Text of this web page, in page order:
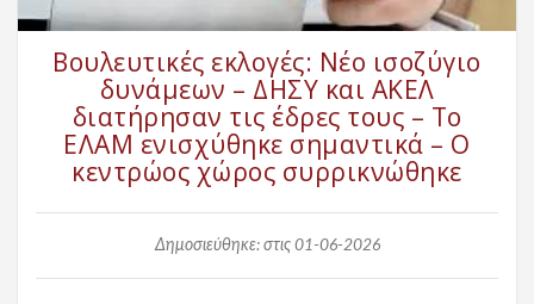
Βουλευτικές εκλογές: Νέο ισοζύγιο
δυνάμεων – ΔΗΣΥ και ΑΚΕΛ
διατήρησαν τις έδρες τους – Το
ΕΛΑΜ ενισχύθηκε σημαντικά – Ο
κεντρώος χώρος συρρικνώθηκε
Δημοσιεύθηκε: στις 01-06-2026